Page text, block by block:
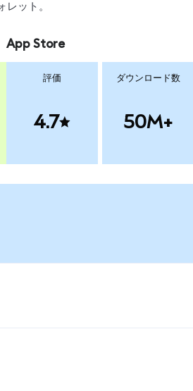
ット。
App Store
評価
4.7
ダウンロード数
50M+